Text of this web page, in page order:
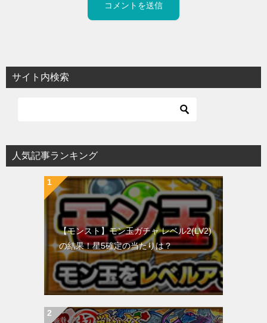
サイト内検索
人気記事ランキング
【モンスト】モン玉ガチャ レベル2(LV2)
の結果！星5確定の当たりは？